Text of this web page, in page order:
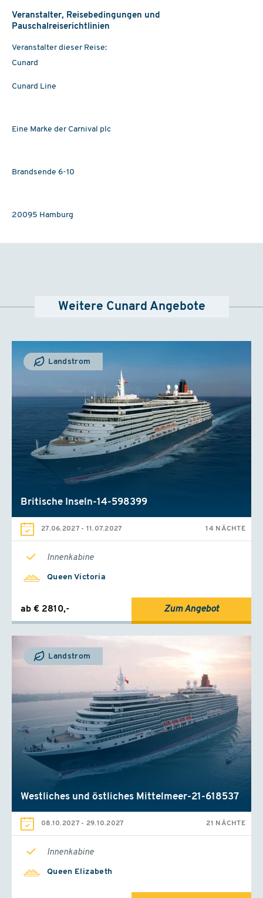
Veranstalter, Reisebedingungen und
Pauschalreiserichtlinien
Veranstalter dieser Reise:
Cunard
Cunard Line
Eine Marke der Carnival plc
Brandsende 6-10
20095 Hamburg
Weitere Cunard Angebote
Landstrom
Britische Inseln-14-598399
27.06.2027- 11.07.2027 14 NÄCHTE
Innenkabine
Queen Victoria
ab € 2810,- Zum Angebot
Landstrom
Westliches und östliches Mittelmeer-21-618537
08.10.2027- 29.10.2027 21 NÄCHTE
Innenkabine
Queen Elizabeth